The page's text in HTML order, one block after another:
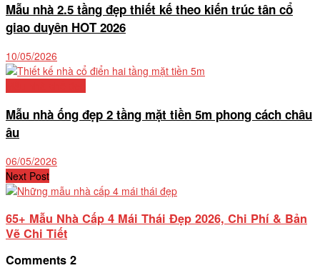
Mẫu nhà 2.5 tầng đẹp thiết kế theo kiến trúc tân cổ
giao duyên HOT 2026
10/05/2026
Mẫu nhà ống đẹp 2 tầng mặt tiền 5m phong cách châu
âu
06/05/2026
Next Post
65+ Mẫu Nhà Cấp 4 Mái Thái Đẹp 2026, Chi Phí & Bản
Vẽ Chi Tiết
Comments 2